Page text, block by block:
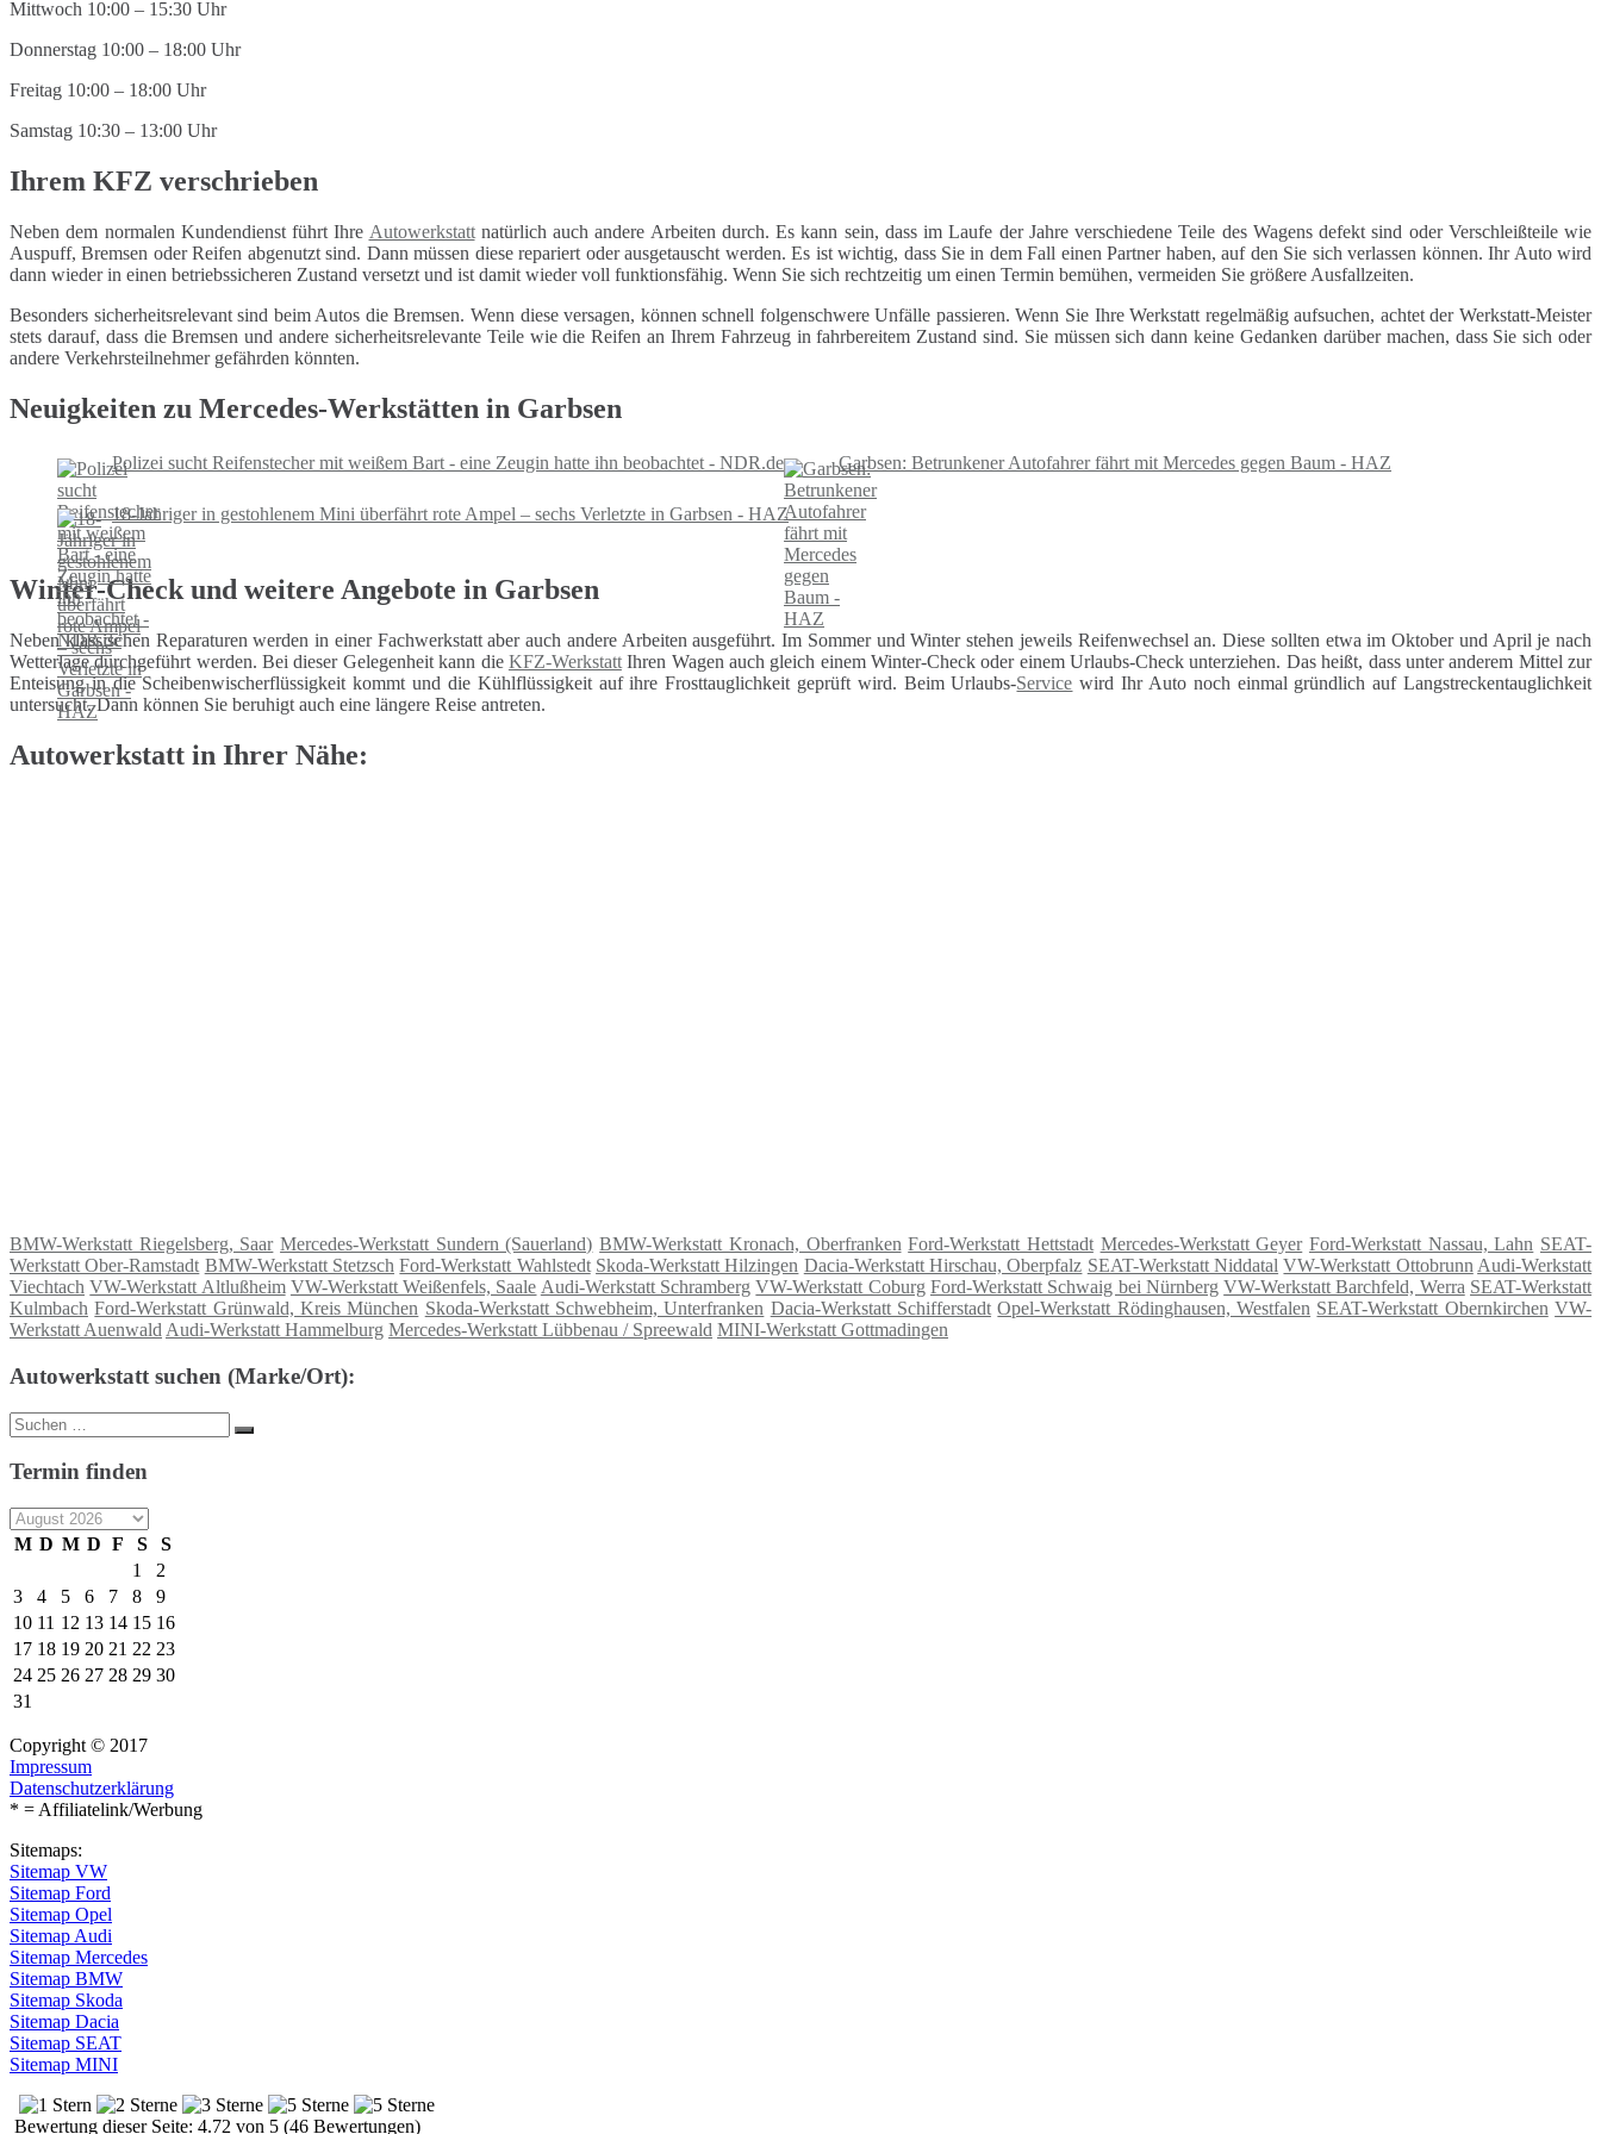
Mittwoch 10:00 – 15:30 Uhr
Donnerstag 10:00 – 18:00 Uhr
Freitag 10:00 – 18:00 Uhr
Samstag 10:30 – 13:00 Uhr
Ihrem KFZ verschrieben
Neben dem normalen Kundendienst führt Ihre Autowerkstattnatürlich auch andere Arbeiten durch. Es kann sein, dass im Laufe der Jahre verschiedene Teile des Wagens defekt sind oder Verschleißteile wie
Auspuff, Bremsen oder Reifen abgenutzt sind. Dann müssen diese repariert oder ausgetauscht werden. Es ist wichtig, dass Sie in dem Fall einen Partner haben, auf den Sie sich verlassen können. Ihr Auto wird
dann wieder in einen betriebssicheren Zustand versetzt und ist damit wieder voll funktionsfähig. Wenn Sie sich rechtzeitig um einen Termin bemühen, vermeiden Sie größere Ausfallzeiten.
Besonders sicherheitsrelevant sind beim Autos die Bremsen. Wenn diese versagen, können schnell folgenschwere Unfälle passieren. Wenn Sie Ihre Werkstatt regelmäßig aufsuchen, achtet der Werkstatt-Meister
stets darauf, dass die Bremsen und andere sicherheitsrelevante Teile wie die Reifen an Ihrem Fahrzeug in fahrbereitem Zustand sind. Sie müssen sich dann keine Gedanken darüber machen, dass Sie sich oder
andere Verkehrsteilnehmer gefährden könnten.
Neuigkeiten zu Mercedes-Werkstätten in Garbsen
Polizei sucht Reifenstecher mit weißem Bart - eine Zeugin hatte ihn beobachtet - NDR.de Garbsen: Betrunkener Autofahrer fährt mit Mercedes gegen Baum - HAZ
18-Jähriger in gestohlenem Mini überfährt rote Ampel – sechs Verletzte in Garbsen - HAZ
Winter-Check und weitere Angebote in Garbsen
Neben klassischen Reparaturen werden in einer Fachwerkstatt aber auch andere Arbeiten ausgeführt. Im Sommer und Winter stehen jeweils Reifenwechsel an. Diese sollten etwa im Oktober und April je nach
Wetterlage durchgeführt werden. Bei dieser Gelegenheit kann die KFZ-WerkstattIhren Wagen auch gleich einem Winter-Check oder einem Urlaubs-Check unterziehen. Das heißt, dass unter anderem Mittel zur
Enteisung in die Scheibenwischerflüssigkeit kommt und die Kühlflüssigkeit auf ihre Frosttauglichkeit geprüft wird. Beim Urlaubs-Service wird Ihr Auto noch einmal gründlich auf Langstreckentauglichkeit
untersucht. Dann können Sie beruhigt auch eine längere Reise antreten.
Autowerkstatt in Ihrer Nähe:
BMW-Werkstatt Riegelsberg, Saar Mercedes-Werkstatt Sundern (Sauerland) BMW-Werkstatt Kronach, Oberfranken Ford-Werkstatt Hettstadt Mercedes-Werkstatt Geyer Ford-Werkstatt Nassau, Lahn SEAT-
Werkstatt Ober-Ramstadt BMW-Werkstatt Stetzsch Ford-Werkstatt Wahlstedt Skoda-Werkstatt Hilzingen Dacia-Werkstatt Hirschau, Oberpfalz SEAT-Werkstatt Niddatal VW-Werkstatt Ottobrunn Audi-Werkstatt
Viechtach VW-Werkstatt Altlußheim VW-Werkstatt Weißenfels, Saale Audi-Werkstatt Schramberg VW-Werkstatt Coburg Ford-Werkstatt Schwaig bei Nürnberg VW-Werkstatt Barchfeld, Werra SEAT-Werkstatt
Kulmbach Ford-Werkstatt Grünwald, Kreis München Skoda-Werkstatt Schwebheim, Unterfranken Dacia-Werkstatt Schifferstadt Opel-Werkstatt Rödinghausen, Westfalen SEAT-Werkstatt Obernkirchen VW-
Werkstatt Auenwald Audi-Werkstatt Hammelburg Mercedes-Werkstatt Lübbenau / Spreewald MINI-Werkstatt Gottmadingen
Autowerkstatt suchen (Marke/Ort):
Suche
nach:
Suchen
Termin finden
M D M D F S
S
1
2
3
4 5 6 7 8
9
10 11 12 13 14 15 16
17 18 19 20 21 22 23
24 25 26 27 28 29 30
31
Copyright © 2017
Impressum
Datenschutzerklärung
* = Affiliatelink/Werbung
Sitemaps:
Sitemap VW
Sitemap Ford
Sitemap Opel
Sitemap Audi
Sitemap Mercedes
Sitemap BMW
Sitemap Skoda
Sitemap Dacia
Sitemap SEAT
Sitemap MINI
Bewertung dieser Seite: 4.72 von 5 (46 Bewertungen)